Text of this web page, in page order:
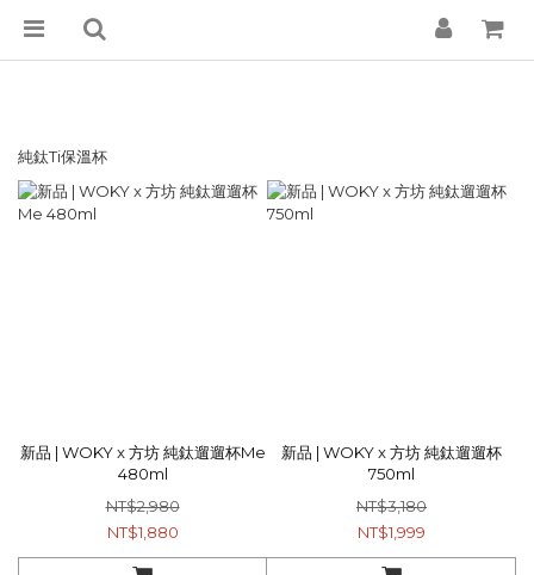
純鈦Ti保溫杯
新品 | WOKY x 方坊 純鈦遛遛杯Me
480ml
NT$2,980
NT$1,880
新品 | WOKY x 方坊 純鈦遛遛杯
750ml
NT$3,180
NT$1,999